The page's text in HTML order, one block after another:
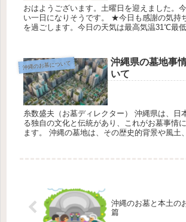
おはようございます。土曜日を迎えました。
い一日になりそうです。 ★今日も感謝の気持
を過ごします。今日の天気は最高気温31℃最
沖縄のお墓について
沖縄県の墓地事
いて
糸数盛夫（お墓ディレクター） 沖縄県は、日
る独自の文化と伝統があり、これがお墓事情
ます。 沖縄の墓地は、その歴史的背景や風土
沖縄のお墓と本土の
篇